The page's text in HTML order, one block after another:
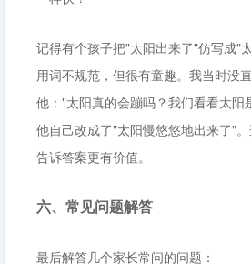
记得有个孩子把"太阳出来了"仿写成"
用词不规范，但很有童趣。我当时没
他："太阳真的会蹦吗？我们看看太阳
他自己改成了"太阳慢悠悠地出来了"
告诉答案更有价值。
六、常见问题解答
最后解答几个家长常问的问题：